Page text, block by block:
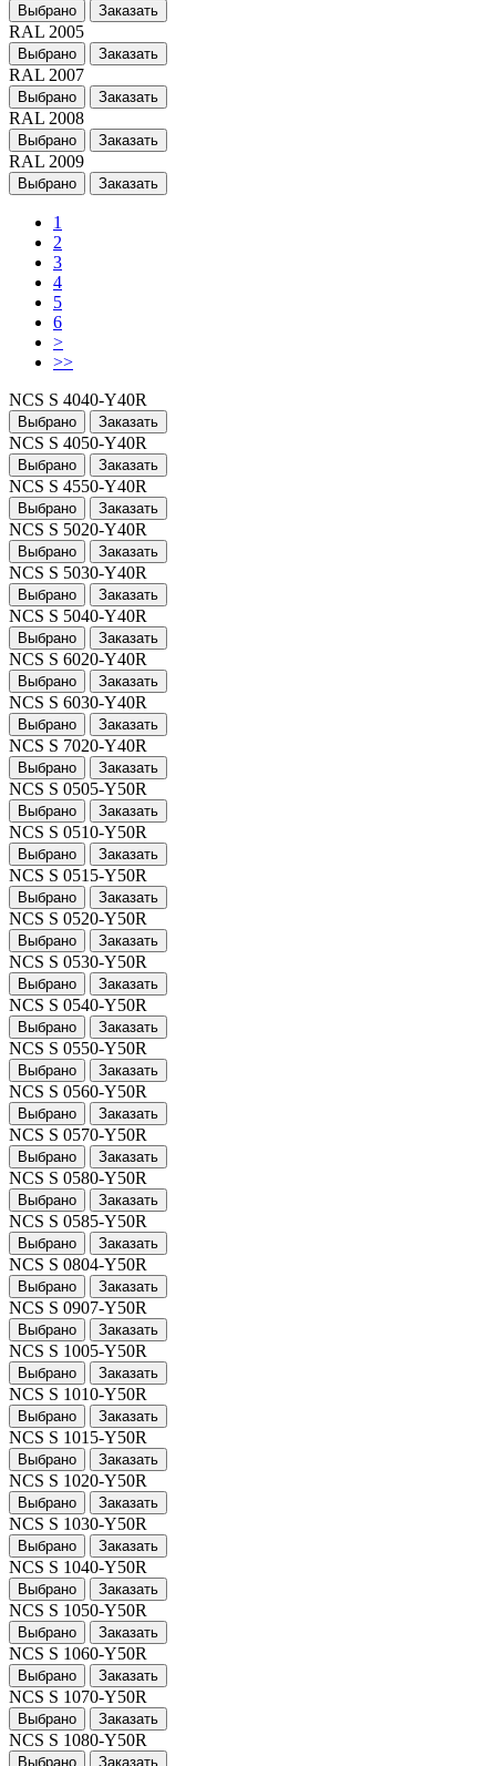
Выбрано Заказать
RAL 2005
Выбрано Заказать
RAL 2007
Выбрано Заказать
RAL 2008
Выбрано Заказать
RAL 2009
Выбрано Заказать
1
2
3
4
5
6
>
>>
NCS S 4040-Y40R
Выбрано Заказать
NCS S 4050-Y40R
Выбрано Заказать
NCS S 4550-Y40R
Выбрано Заказать
NCS S 5020-Y40R
Выбрано Заказать
NCS S 5030-Y40R
Выбрано Заказать
NCS S 5040-Y40R
Выбрано Заказать
NCS S 6020-Y40R
Выбрано Заказать
NCS S 6030-Y40R
Выбрано Заказать
NCS S 7020-Y40R
Выбрано Заказать
NCS S 0505-Y50R
Выбрано Заказать
NCS S 0510-Y50R
Выбрано Заказать
NCS S 0515-Y50R
Выбрано Заказать
NCS S 0520-Y50R
Выбрано Заказать
NCS S 0530-Y50R
Выбрано Заказать
NCS S 0540-Y50R
Выбрано Заказать
NCS S 0550-Y50R
Выбрано Заказать
NCS S 0560-Y50R
Выбрано Заказать
NCS S 0570-Y50R
Выбрано Заказать
NCS S 0580-Y50R
Выбрано Заказать
NCS S 0585-Y50R
Выбрано Заказать
NCS S 0804-Y50R
Выбрано Заказать
NCS S 0907-Y50R
Выбрано Заказать
NCS S 1005-Y50R
Выбрано Заказать
NCS S 1010-Y50R
Выбрано Заказать
NCS S 1015-Y50R
Выбрано Заказать
NCS S 1020-Y50R
Выбрано Заказать
NCS S 1030-Y50R
Выбрано Заказать
NCS S 1040-Y50R
Выбрано Заказать
NCS S 1050-Y50R
Выбрано Заказать
NCS S 1060-Y50R
Выбрано Заказать
NCS S 1070-Y50R
Выбрано Заказать
NCS S 1080-Y50R
Выбрано Заказать